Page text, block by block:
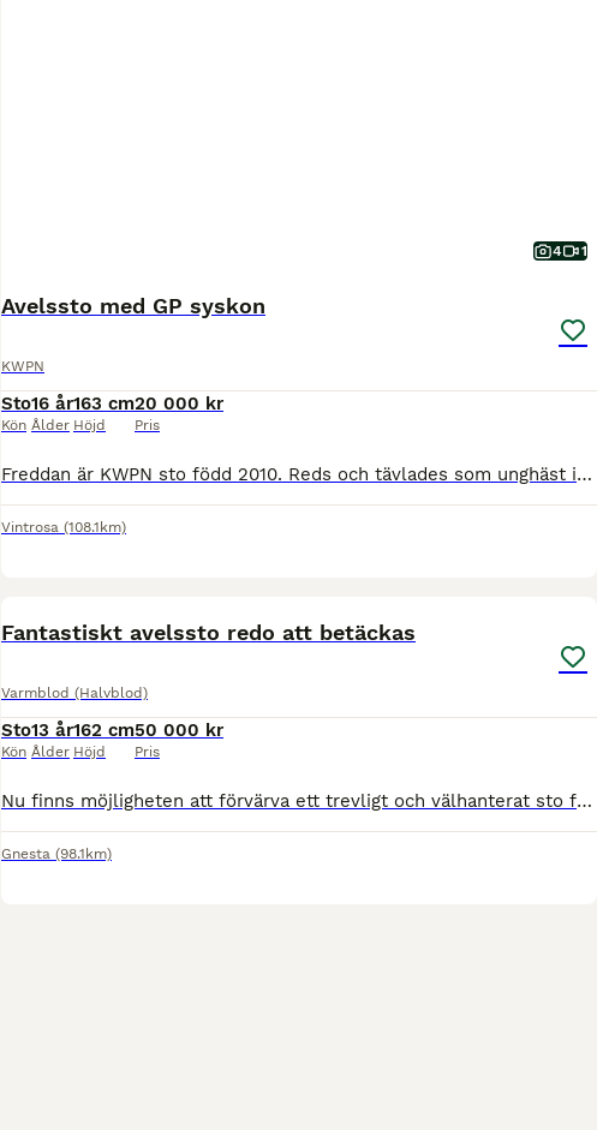
4 1
Avelssto med GP syskon
KWPN
Sto
Kön
16 år
Ålder
163 cm
Höjd
20 000 kr
Pris
Freddan är KWPN sto född 2010. Reds och tävlades som unghäst innan en skada satte stopp för hårdare träning och hon fick då bli avelssto. Hennes första avkomma exporterades till Holland och sedan vida
Vintrosa (108.1km)
Fantastiskt avelssto redo att betäckas
Varmblod (Halvblod)
Sto
Kön
13 år
Ålder
162 cm
Höjd
50 000 kr
Pris
Nu finns möjligheten att förvärva ett trevligt och välhanterat sto född 2013. Hon har haft tre fina avkommor efter Suarez, Janeiro Platinum och OneOfAKind där samtliga finns att se på gården. Samtliga
Gnesta (98.1km)